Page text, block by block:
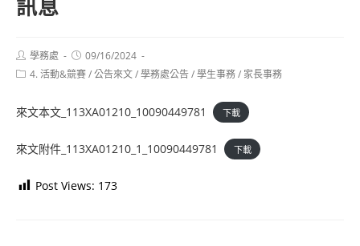
訊息
Post
author:
學務處
Post
published:
09/16/2024
Post4. 活動&競賽/公告來文/學務處公告/學生事務/ 家長事務
來文本文_113XA01210_10090449781 下載
來文附件_113XA01210_1_10090449781 下載
Post Views: 173